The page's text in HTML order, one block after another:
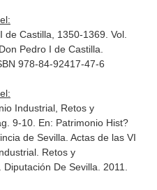
Castilla, 1350-1369. Vol.
Pedro I de Castilla.
978-84-92417-47-6
Industrial, Retos y
9-10. En: Patrimonio Hist?
de Sevilla. Actas de las VI
Retos y
Diputación De Sevilla. 2011.